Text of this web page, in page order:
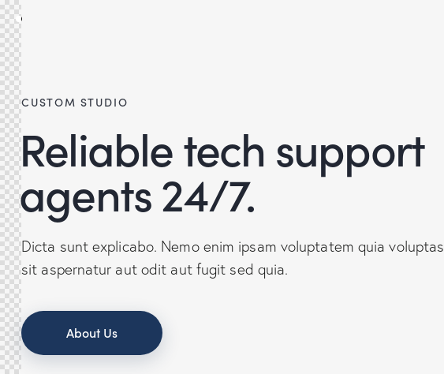
CUSTOM STUDIO
Reliable tech support
agents 24/7.
Dicta sunt explicabo. Nemo enim ipsam voluptatem quia voluptas
sit aspernatur aut odit aut fugit sed quia.
About Us